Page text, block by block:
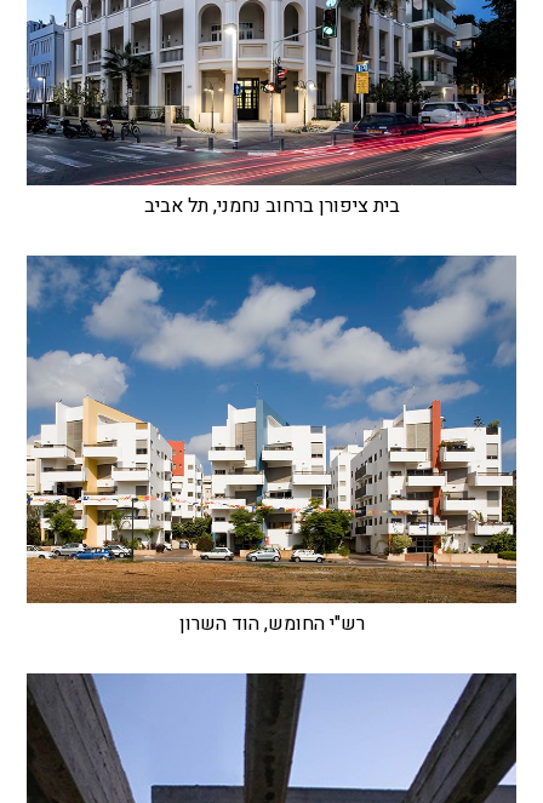
בית ציפורן ברחוב נחמני, תל אביב
רש"י החומש, הוד השרון